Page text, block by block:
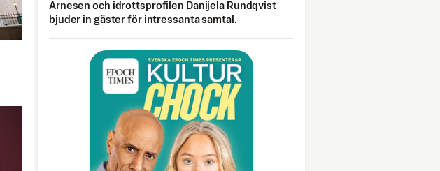
Arnesen och idrottsprofilen Danijela Rundqvist
bjuder in gäster för intressanta samtal.